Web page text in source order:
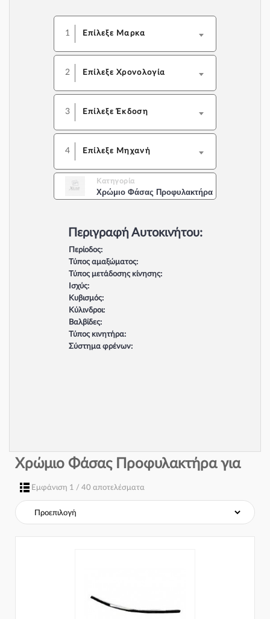
1 Επίλεξε Μαρκα
2 Επίλεξε Χρονολογία
3 Επίλεξε Έκδοση
4 Επίλεξε Μηχανή
Κατηγορία
Χρώμιο Φάσας Προφυλακτήρα
Περιγραφή Αυτοκινήτου:
Περίοδος:
Τύπος αμαξώματος:
Τύπος μετάδοσης κίνησης:
Ισχύς:
Κυβισμός:
Κύλινδροι:
Βαλβίδες:
Τύπος κινητήρα:
Σύστημα φρένων:
Χρώμιο Φάσας Προφυλακτήρα για
Εμφάνιση 1 / 40 αποτελέσματα